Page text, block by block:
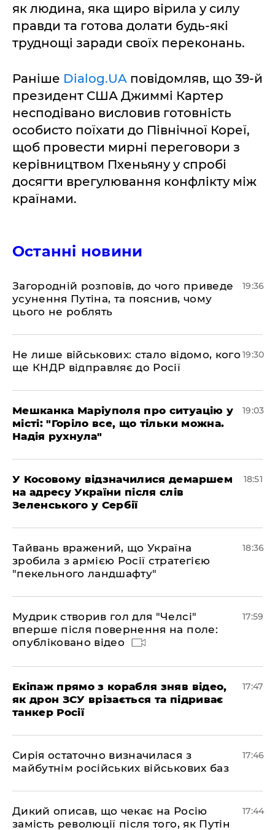
як людина, яка щиро вірила у силу
правди та готова долати будь-які
труднощі заради своїх переконань.
Раніше Dialog.UA повідомляв, що 39-й
президент США Джиммі Картер
несподівано висловив готовність
особисто поїхати до Північної Кореї,
щоб провести мирні переговори з
керівництвом Пхеньяну у спробі
досягти врегулювання конфлікту між
країнами.
Останні новини
Загородній розповів, до чого приведе
усунення Путіна, та пояснив, чому
цього не роблять
19:36
Не лише військових: стало відомо, кого
ще КНДР відправляє до Росії
19:30
Мешканка Маріуполя про ситуацію у
місті: "Горіло все, що тільки можна.
Надія рухнула"
19:03
У Косовому відзначилися демаршем
на адресу України після слів
Зеленського у Сербії
18:51
Тайвань вражений, що Україна
зробила з армією Росії стратегією
"пекельного ландшафту"
18:36
Мудрик створив гол для "Челсі"
вперше після повернення на поле:
опубліковано відео
17:59
Екіпаж прямо з корабля зняв відео,
як дрон ЗСУ врізається та підриває
танкер Росії
17:47
Сирія остаточно визначилася з
майбутнім російських військових баз
17:46
Дикий описав, що чекає на Росію
замість революції після того, як Путін
17:44